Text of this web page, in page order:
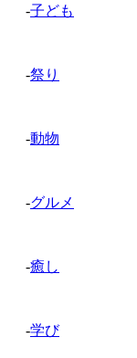
-子ども
-祭り
-動物
-グルメ
-癒し
-学び